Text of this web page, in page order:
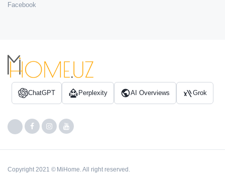
Facebook
ChatGPT Perplexity AI Overviews Grok
Copyright 2021 © MiHome. All right reserved.